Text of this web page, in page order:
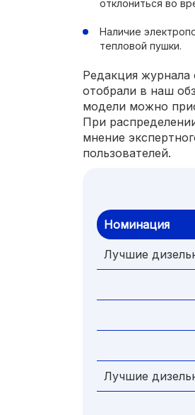
отклониться во
Наличие
тепловой пушки.
Редакция журнала
отобрали в наш
модели можно
При
мнение
пользователей.
Номинация
Лучшие
Лучшие